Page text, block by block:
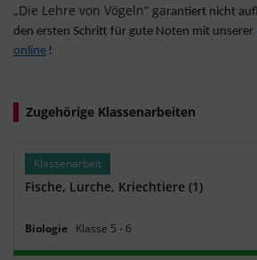
„Die Lehre von Vögeln“ garantiert nicht
den ersten Schritt für gute Noten mit unserer
online !
Zugehörige Klassenarbeiten
Klassenarbeit
Fische, Lurche, Kriechtiere (1)
Biologie Klasse 5 ‐ 6